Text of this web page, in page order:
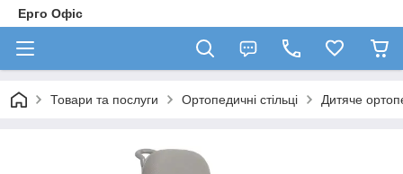
Ерго Офіс
Товари та послуги Ортопедичні стільці Дитяче